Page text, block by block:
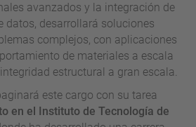
avanzados y la integración de
datos, desarrollará soluciones
complejos, con aplicaciones
de materiales a escala
estructural a gran escala.
este cargo con su tarea
en el Instituto de Tecnología de